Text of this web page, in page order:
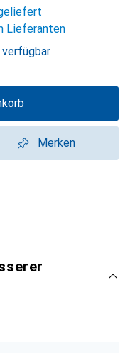
geliefert
Lieferanten
verfügbar
Merken